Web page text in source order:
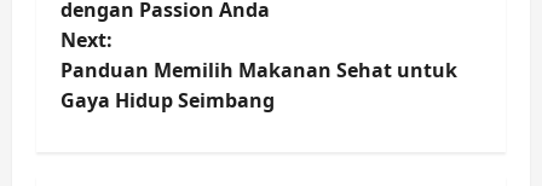
s
t
dengan Passion Anda
Next:
Panduan Memilih Makanan Sehat untuk
Gaya Hidup Seimbang